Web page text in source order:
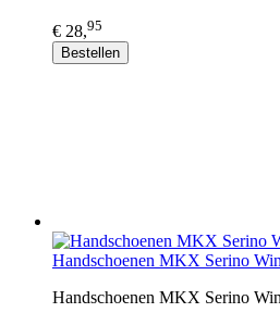
€ 28,95
Bestellen
Handschoenen MKX Serino
Handschoenen MKX Serino